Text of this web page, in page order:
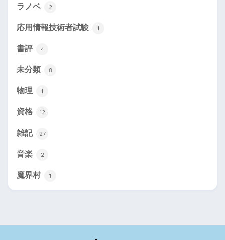
ラノベ 2
応用情報技術者試験 1
書評 4
未分類 8
物理 1
資格 12
雑記 27
音楽 2
魔界村 1